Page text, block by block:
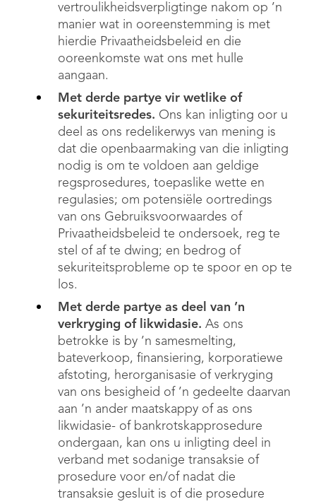
vertroulikheidsverpligtinge nakom op ’n
manier wat in ooreenstemming is met
hierdie Privaatheidsbeleid en die
ooreenkomste wat ons met hulle
aangaan.
Met derde partye vir wetlike of
sekuriteitsredes. Ons kan inligting oor u
deel as ons redelikerwys van mening is
dat die openbaarmaking van die inligting
nodig is om te voldoen aan geldige
regsprosedures, toepaslike wette en
regulasies; om potensiële oortredings
van ons Gebruiksvoorwaardes of
Privaatheidsbeleid te ondersoek, reg te
stel of af te dwing; en bedrog of
sekuriteitsprobleme op te spoor en op te
los.
Met derde partye as deel van ’n
verkryging of likwidasie. As ons
betrokke is by ’n samesmelting,
bateverkoop, finansiering, korporatiewe
afstoting, herorganisasie of verkryging
van ons besigheid of ’n gedeelte daarvan
aan ’n ander maatskappy of as ons
likwidasie- of bankrotskapprosedure
ondergaan, kan ons u inligting deel in
verband met sodanige transaksie of
prosedure voor en/of nadat die
transaksie gesluit is of die prosedure